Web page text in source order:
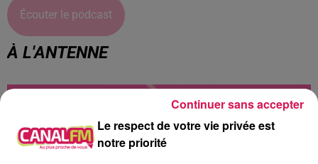
Écouter le podcast
À L'ANTENNE
Le respect de votre vie privée est
notre priorité
Continuer sans accepter